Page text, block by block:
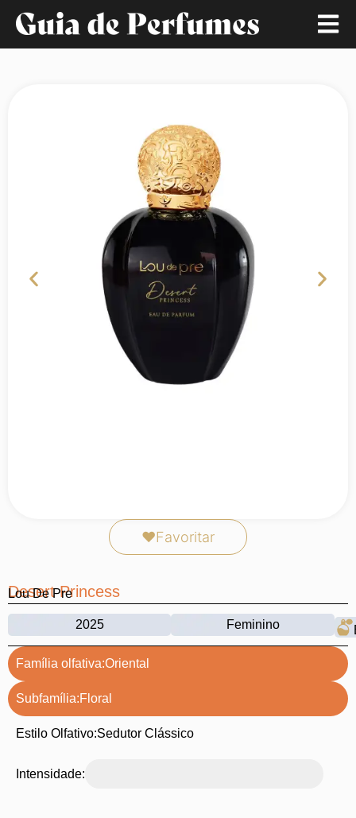
❤Favoritar
Desert Princess
Lou De Pre
2025 Feminino
Família olfativa:Oriental
Subfamília:Floral
Estilo Olfativo:Sedutor Clássico
Intensidade: